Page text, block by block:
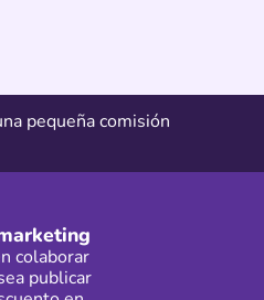
pequeña comisión
colaborar
publicar